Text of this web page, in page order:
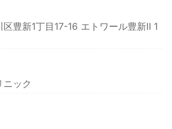
豊新1丁目17-16 エトワール豊新Ⅱ 1
ック